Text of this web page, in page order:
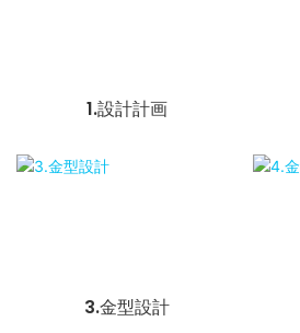
1.設計計画
3.金型設計